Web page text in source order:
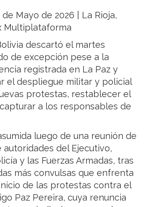
Mayo de 2026 | La Rioja,
Multiplataforma
descartó el martes
de excepción pese a la
registrada en La Paz y
el despliegue militar y policial
protestas, restablecer el
a los responsables de
luego de una reunión de
del Ejecutivo,
y las Fuerzas Armadas, tras
más convulsas que enfrenta
de las protestas contra el
Paz Pereira, cuya renuncia